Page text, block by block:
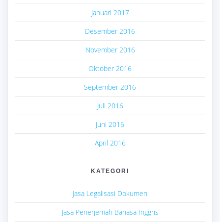
Januari 2017
Desember 2016
November 2016
Oktober 2016
September 2016
Juli 2016
Juni 2016
April 2016
KATEGORI
Jasa Legalisasi Dokumen
Jasa Penerjemah Bahasa Inggris